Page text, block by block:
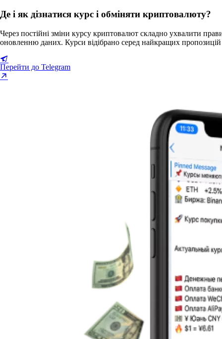
Де і як дізнатися курс і обміняти криптовалюту?
Через постійні зміни курсу криптовалют складно ухвалити
оновленню даних. Курси відібрано серед найкращих
Перейти до Telegram